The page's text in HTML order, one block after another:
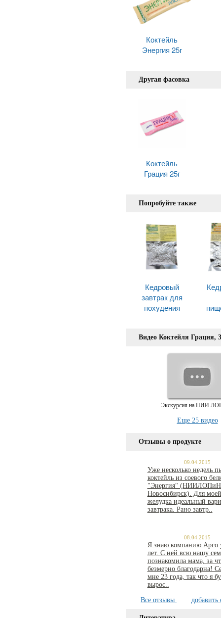
Коктейль
Энергия 25г
Другая фасовка
Коктейль
Грация 25г
Попробуйте также
Кедровый
завтрак для
похудения
Видео Коктейля Грация,
Экскурсия на НИИ
Еще 25 видео
Отзывы о продукте
09.04.2015
Уже несколько недель
коктейль из соевого
"Энергия"
Новосибирск). Для
желудка идеальный
завтрака. Рано завтр..
08.04.2015
Я знаю компанию Арго
лет. С ней всю нашу
познакомила мама, за
безмерно благодарна!
мне 23 года, так что я
вырос..
Все отзывы добавить